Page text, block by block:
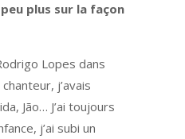
plus sur la façon
Lopes dans
j’avais
Jão… J’ai toujours
j’ai subi un